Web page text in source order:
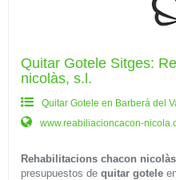
Quitar Gotele Sitges:
nicolàs, s.l.
Quitar Gotele en Barberá del
www.reabiliacioncacon-
Rehabilitacions chacon
presupuestos de quitar gotele